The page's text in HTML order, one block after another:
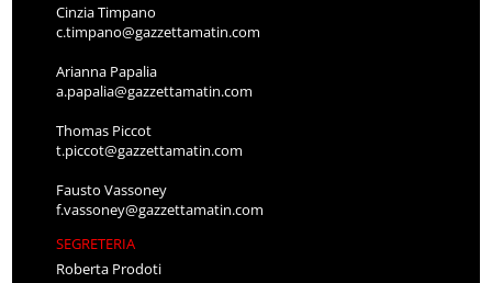
Cinzia Timpano
c.timpano@gazzettamatin.com
Arianna Papalia
a.papalia@gazzettamatin.com
Thomas Piccot
t.piccot@gazzettamatin.com
Fausto Vassoney
f.vassoney@gazzettamatin.com
SEGRETERIA
Roberta Prodoti